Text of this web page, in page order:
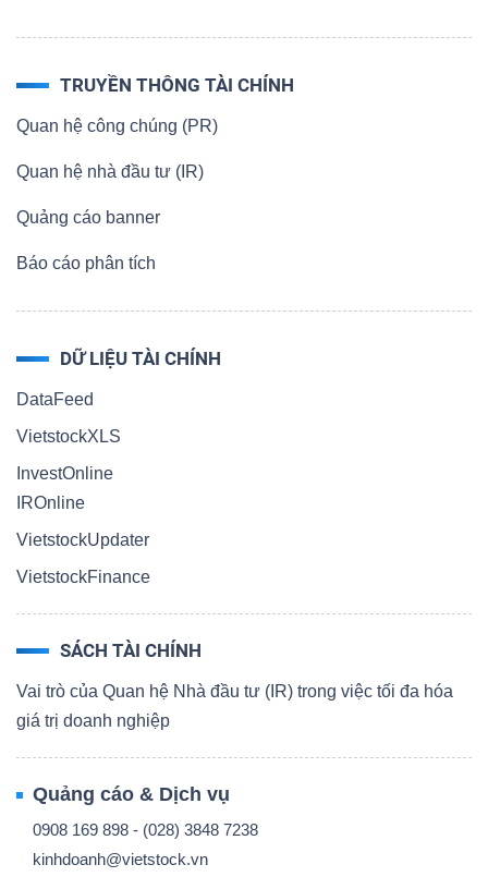
TRUYỀN THÔNG TÀI CHÍNH
Quan hệ công chúng (PR)
Quan hệ nhà đầu tư (IR)
Quảng cáo banner
Báo cáo phân tích
DỮ LIỆU TÀI CHÍNH
DataFeed
VietstockXLS
InvestOnline
IROnline
VietstockUpdater
VietstockFinance
SÁCH TÀI CHÍNH
Vai trò của Quan hệ Nhà đầu tư (IR) trong việc tối đa hóa
giá trị doanh nghiệp
Quảng cáo & Dịch vụ
0908 169 898 - (028) 3848 7238
kinhdoanh@vietstock.vn